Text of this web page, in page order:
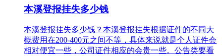
本溪登报挂失多少钱
本溪登报挂失多少钱？本溪登报挂失根据证件的不同大
概费用在200-400元之间不等，具体来说就是个人证件会
相对便宜一些，公司证件相应的会贵一些。公告类要看